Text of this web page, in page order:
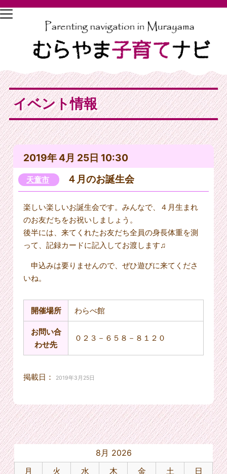
イベント情報
2019年 4月 25日 10:30
天童市 ４月のお誕生会
楽しい楽しいお誕生会です。みんなで、４月生まれ
のお友だちをお祝いしましょう。
後半には、来てくれたお友だち全員の身長体重を測
って、記録カードに記入してお渡します♫
申込みは要りませんので、ぜひ遊びに来てくださ
いね。
開催場所 わらべ館
お問い合
わせ先
０２３－６５８－８１２０
掲載日： 2019年3月25日
8月 2026
月
火 水 木 金 土
日